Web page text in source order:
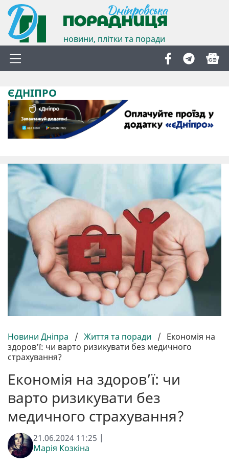
новини, плітки та поради
ЄДНІПРО
Новини Дніпра / Життя та поради / Економія на
здоров’ї: чи варто ризикувати без медичного
страхування?
Економія на здоров’ї: чи
варто ризикувати без
медичного страхування?
21.06.2024 11:25 |
Марія Козкіна